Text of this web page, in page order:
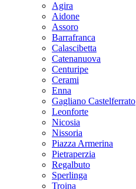
Agira
Aidone
Assoro
Barrafranca
Calascibetta
Catenanuova
Centuripe
Cerami
Enna
Gagliano Castelferrato
Leonforte
Nicosia
Nissoria
Piazza Armerina
Pietraperzia
Regalbuto
Sperlinga
Troina